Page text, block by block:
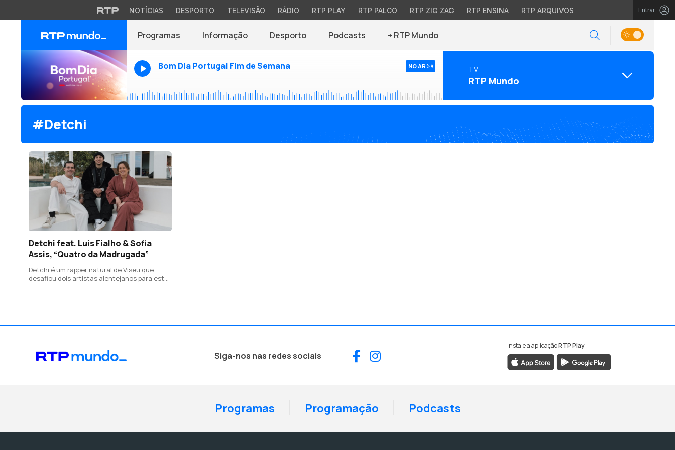
NOTÍCIAS DESPORTO TELEVISÃO RÁDIO RTP PLAY RTP PALCO RTP ZIG ZAG RTP ENSINA RTP ARQUIVOS Entrar
Programas Informação Desporto Podcasts + RTP Mundo
Bom Dia Portugal Fim de Semana NO AR TV
RTP Mundo
#Detchi
Detchi feat. Luís Fialho & Sofia
Assis, “Quatro da Madrugada”
Detchi é um rapper natural de Viseu que
desafiou dois artistas alentejanos para este
Siga-nos nas redes sociais Facebook
Instagram
Instale a aplicaçãoRTP Play
Programas Programação Podcasts